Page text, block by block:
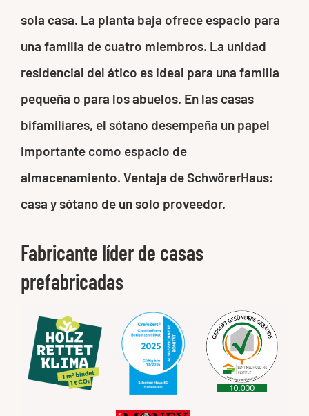
sola casa. La planta baja ofrece espacio para
una familia de cuatro miembros. La unidad
residencial del ático es ideal para una familia
pequeña o para los abuelos. En las casas
bifamiliares, el sótano desempeña un papel
importante como espacio de
almacenamiento. Ventaja de SchwörerHaus:
casa y sótano de un solo proveedor.
Fabricante líder de casas
prefabricadas